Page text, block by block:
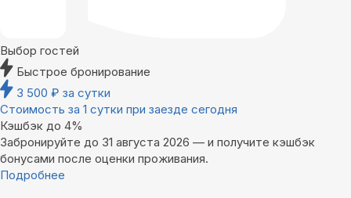
Выбор гостей
Быстрое бронирование
3 500 ₽ за сутки
Стоимость за 1 сутки при заезде сегодня
Кэшбэк до 4%
Забронируйте до 31 августа 2026 — и получите кэшбэк
бонусами после оценки проживания.
Подробнее